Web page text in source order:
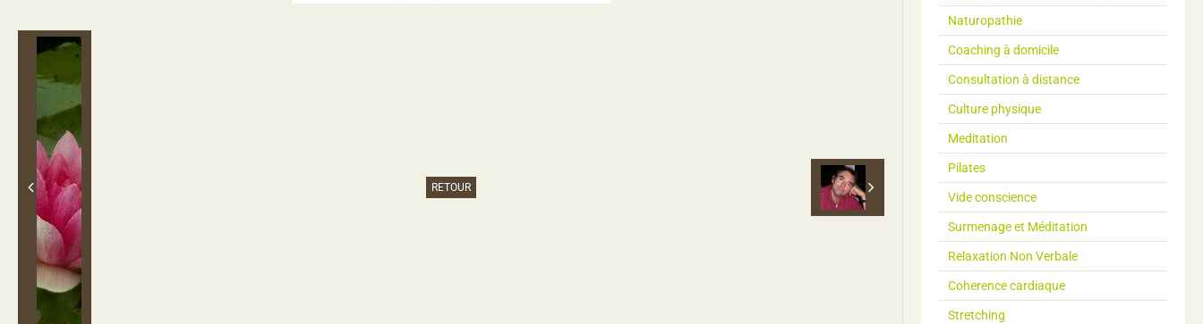
RETOUR
Naturopathie
Coaching à domicile
Consultation à distance
Culture physique
Meditation
Pilates
Vide conscience
Surmenage et Méditation
Relaxation Non Verbale
Coherence cardiaque
Stretching